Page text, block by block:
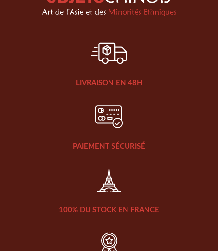
LIVRAISON EN 48H
PAIEMENT SÉCURISÉ
100% DU STOCK EN FRANCE